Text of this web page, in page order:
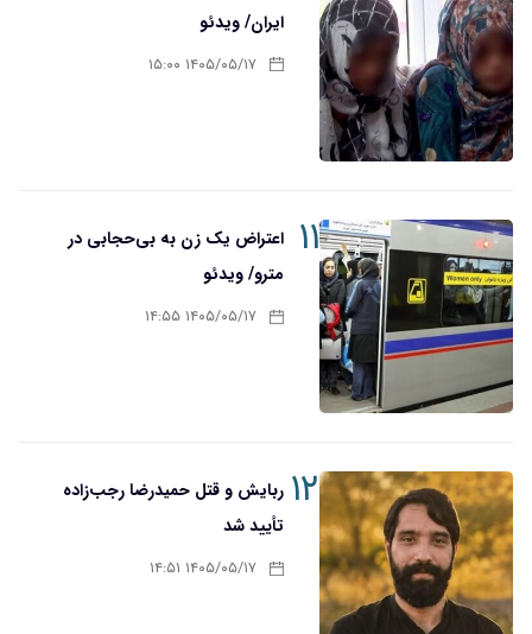
ایران/ ویدئو
۱۴۰۵/۰۵/۱۷ ۱۵:۰۰
۱۱
اعتراض یک زن به بی‌حجابی در
مترو/ ویدئو
۱۴۰۵/۰۵/۱۷ ۱۴:۵۵
۱۲ ربایش و قتل حمیدرضا رجب‌زاده
تأیید شد
۱۴۰۵/۰۵/۱۷ ۱۴:۵۱